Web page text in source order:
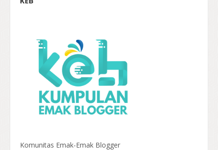
Komunitas Emak-Emak Blogger